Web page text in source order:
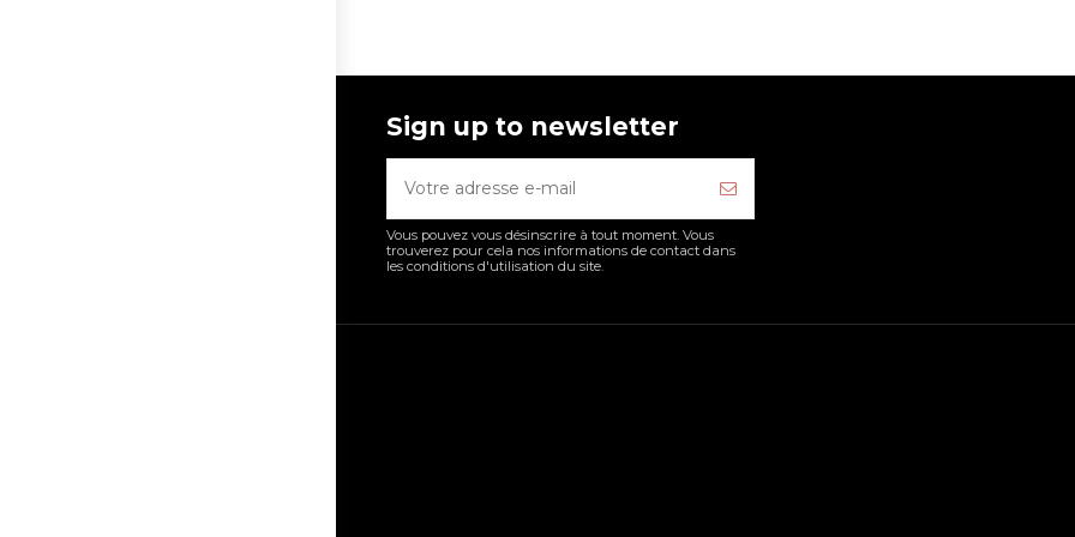
Sign up to newsletter
Vous pouvez vous désinscrire à tout moment. Vous
trouverez pour cela nos informations de contact dans
les conditions d'utilisation du site.